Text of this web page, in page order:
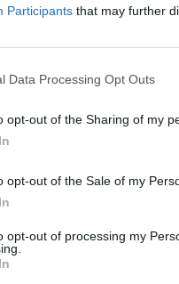
Participants that may further
Data Processing Opt Outs
opt-out of the Sharing of my
opt-out of the Sale of my
opt-out of processing my
ČR kritizují
za plánovaný přesun peněz z
vtiskové zprávěa
chce podle nich
výnosy z aukcí
největší průmyslové
snížit podporu pro
miliardy korun. MŽP v reakci
průmyslu byla
vzniku, a že podpora OZE
výrobny energie, tak